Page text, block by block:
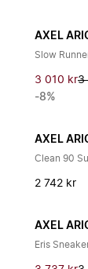
AXEL
Slow
3 010 kr3
-8%
AXEL
Clean 90
2 742 kr
AXEL
Eris